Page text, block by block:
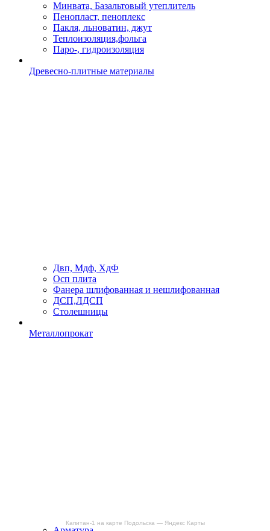
Капитан-1 на карте Подольска — Яндекс Карты
Минвата, Базальтовый утеплитель
Пенопласт, пеноплекс
Пакля, льноватин, джут
Теплоизоляция,фольга
Паро-, гидроизоляция
Древесно-плитные материалы
Двп, Мдф, ХдФ
Осп плита
Фанера шлифованная и нешлифованная
ДСП,ЛДСП
Столешницы
Металлопрокат